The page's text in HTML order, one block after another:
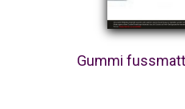
Gummi